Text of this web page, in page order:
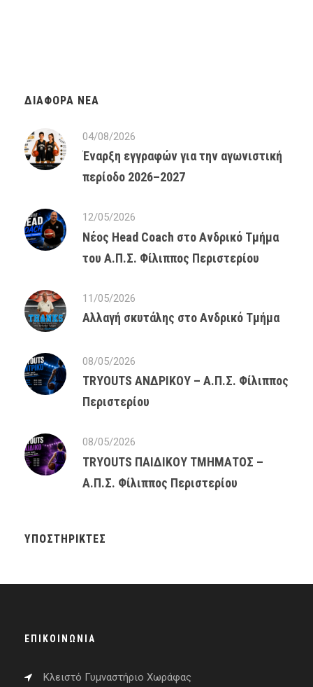
ΔΙΆΦΟΡΑ ΝΈΑ
04/08/2026
Έναρξη εγγραφών για την αγωνιστική
περίοδο 2026–2027
12/05/2026
Νέος Head Coach στο Ανδρικό Τμήμα
του Α.Π.Σ. Φίλιππος Περιστερίου
11/05/2026
Αλλαγή σκυτάλης στο Ανδρικό Τμήμα
08/05/2026
TRYOUTS ΑΝΔΡΙΚΟΥ – Α.Π.Σ. Φίλιππος
Περιστερίου
08/05/2026
TRYOUTS ΠΑΙΔΙΚΟΥ ΤΜΗΜΑΤΟΣ –
Α.Π.Σ. Φίλιππος Περιστερίου
ΥΠΟΣΤΗΡΙΚΤΈΣ
ΕΠΙΚΟΙΝΩΝΊΑ
Κλειστό Γυμναστήριο Χωράφας